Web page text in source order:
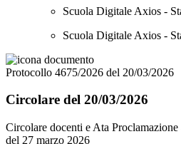
Scuola Digitale Axios -
Scuola Digitale Axios -
Protocollo 4675/2026 del 20/03/2026
Circolare del 20/03/2026
Circolare docenti e Ata
del 27 marzo 2026